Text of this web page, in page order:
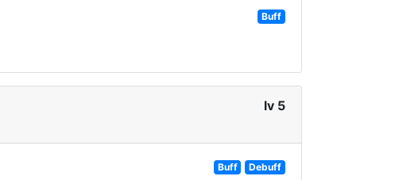
Buff
lv 5
Buff Debuff